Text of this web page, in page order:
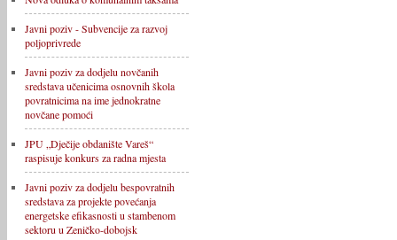
Javni poziv - Subvencije za razvoj
poljoprivrede
Javni poziv za dodjelu novčanih
sredstava učenicima osnovnih škola
povratnicima na ime jednokratne
novčane pomoći
JPU „Dječije obdanište Vareš“
raspisuje konkurs za radna mjesta
Javni poziv za dodjelu bespovratnih
sredstava za projekte povećanja
energetske efikasnosti u stambenom
sektoru u Zeničko-dobojsk